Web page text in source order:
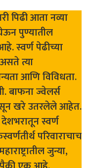
पिढी आता नव्या
पुण्यातील
स्वर्ण पेढीच्या
त्या
आणि विविधता.
बाफना ज्वेलर्स
खरे उतरलेले आहेत.
स्वर्ण
परिवाराचाच
जुन्या,